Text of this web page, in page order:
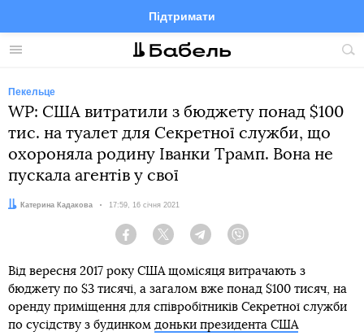
Меню
Підтримати
FacebookTelegramTwitter
Пекельце
WP: США витратили з бюджету понад $100
тис. на туалет для Секретної служби, що
охороняла родину Іванки Трамп. Вона не
пускала агентів у свої
Автор:Катерина Кадакова Дата:
17:59, 16 січня 2021
Facebook Twitter Telegram
Від вересня 2017 року США щомісяця витрачають з
бюджету по $3 тисячі, а загалом вже понад $100 тисяч, на
оренду приміщення для співробітників Секретної служби
по сусідству з будинком доньки президента США